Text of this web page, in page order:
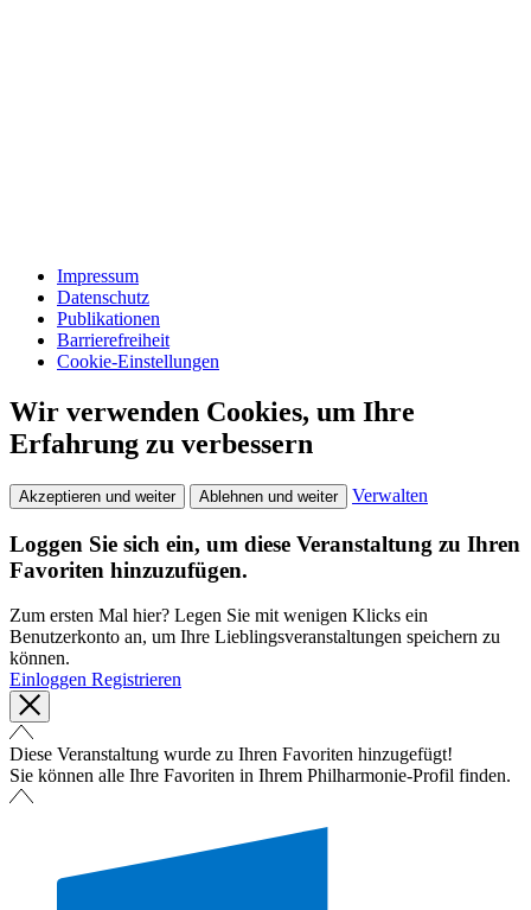
Impressum
Datenschutz
Publikationen
Barrierefreiheit
Cookie-Einstellungen
Wir verwenden Cookies, um Ihre
Erfahrung zu verbessern
Akzeptieren und weiter Ablehnen und weiter Verwalten
Loggen Sie sich ein, um diese Veranstaltung zu Ihren
Favoriten hinzuzufügen.
Zum ersten Mal hier? Legen Sie mit wenigen Klicks ein
Benutzerkonto an, um Ihre Lieblingsveranstaltungen speichern zu
können.
Einloggen Registrieren
Diese Veranstaltung wurde zu Ihren Favoriten hinzugefügt!
Sie können alle Ihre Favoriten in Ihrem Philharmonie-Profil finden.